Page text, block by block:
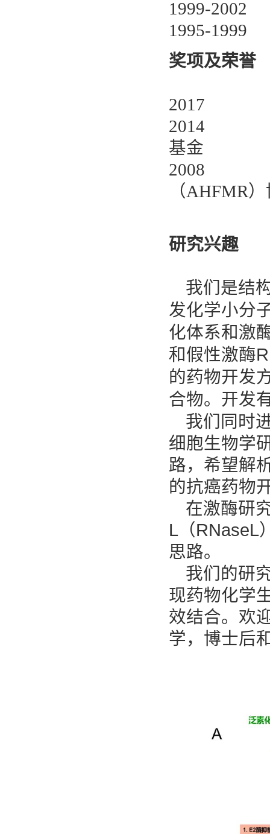
1999-
1995-
奖项及荣誉
2017 拜
2014 加
基金
2008 加
（AHFMR
研究兴趣
我们是结
发化学小分
化体系和激
和假性激酶
的药物开发
合物。 开发
我们同时
细胞生物学
路，希望解
的抗癌药物
在激酶研
L（RNaseL
思路。
我们的研
现药物化学
效结合。欢
学，博士后